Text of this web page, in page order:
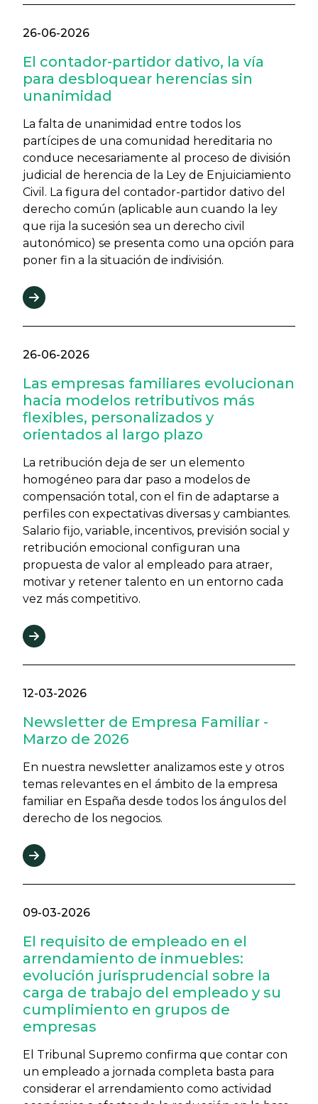
26-06-2026
El contador-partidor dativo, la vía
para desbloquear herencias sin
unanimidad
La falta de unanimidad entre todos los
partícipes de una comunidad hereditaria no
conduce necesariamente al proceso de división
judicial de herencia de la Ley de Enjuiciamiento
Civil. La figura del contador-partidor dativo del
derecho común (aplicable aun cuando la ley
que rija la sucesión sea un derecho civil
autonómico) se presenta como una opción para
poner fin a la situación de indivisión.
26-06-2026
Las empresas familiares evolucionan
hacia modelos retributivos más
flexibles, personalizados y
orientados al largo plazo
La retribución deja de ser un elemento
homogéneo para dar paso a modelos de
compensación total, con el fin de adaptarse a
perfiles con expectativas diversas y cambiantes.
Salario fijo, variable, incentivos, previsión social y
retribución emocional configuran una
propuesta de valor al empleado para atraer,
motivar y retener talento en un entorno cada
vez más competitivo.
12-03-2026
Newsletter de Empresa Familiar -
Marzo de 2026
En nuestra newsletter analizamos este y otros
temas relevantes en el ámbito de la empresa
familiar en España desde todos los ángulos del
derecho de los negocios.
09-03-2026
El requisito de empleado en el
arrendamiento de inmuebles:
evolución jurisprudencial sobre la
carga de trabajo del empleado y su
cumplimiento en grupos de
empresas
El Tribunal Supremo confirma que contar con
un empleado a jornada completa basta para
considerar el arrendamiento como actividad